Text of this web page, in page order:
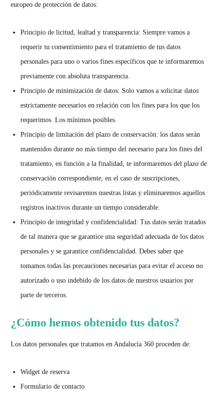
europeo de protección de datos:
Principio de licitud, lealtad y transparencia: Siempre vamos a
requerir tu consentimiento para el tratamiento de tus datos
personales para uno o varios fines específicos que te informaremos
previamente con absoluta transparencia.
Principio de minimización de datos: Solo vamos a solicitar datos
estrictamente necesarios en relación con los fines para los que los
requerimos. Los mínimos posibles.
Principio de limitación del plazo de conservación: los datos serán
mantenidos durante no más tiempo del necesario para los fines del
tratamiento, en función a la finalidad, te informaremos del plazo de
conservación correspondiente, en el caso de suscripciones,
periódicamente revisaremos nuestras listas y eliminaremos aquellos
registros inactivos durante un tiempo considerable.
Principio de integridad y confidencialidad: Tus datos serán tratados
de tal manera que se garantice una seguridad adecuada de los datos
personales y se garantice confidencialidad. Debes saber que
tomamos todas las precauciones necesarias para evitar el acceso no
autorizado o uso indebido de los datos de nuestros usuarios por
parte de terceros.
¿Cómo hemos obtenido tus datos?
Los datos personales que tratamos en Andalucía 360 proceden de:
Widget de reserva
Formulario de contacto